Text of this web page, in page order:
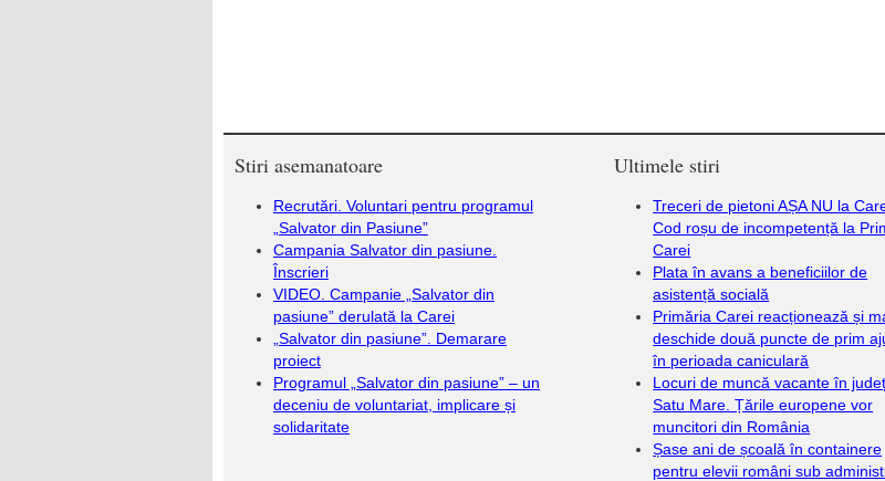
Stiri asemanatoare
Recrutări. Voluntari pentru programul
„Salvator din Pasiune”
Campania Salvator din pasiune.
Înscrieri
VIDEO. Campanie „Salvator din
pasiune” derulată la Carei
„Salvator din pasiune”. Demarare
proiect
Programul „Salvator din pasiune” – un
deceniu de voluntariat, implicare și
solidaritate
Ultimele stiri
Treceri de pietoni AȘA NU la
Cod roșu de incompetență la
Carei
Plata în avans a beneficiilor de
asistență socială
Primăria Carei reacționează și
deschide două puncte de prim
în perioada caniculară
Locuri de muncă vacante în
Satu Mare. Țările europene vor
muncitori din România
Șase ani de școală în containere
pentru elevii români sub